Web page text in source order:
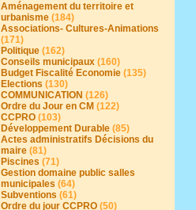
Aménagement du territoire et
urbanisme (184)
Associations- Cultures-Animations
(171)
Politique (162)
Conseils municipaux (160)
Budget Fiscalité Economie (135)
Elections (130)
COMMUNICATION (126)
Ordre du Jour en CM (122)
CCPRO (103)
Développement Durable (85)
Actes administratifs Décisions du
maire (81)
Piscines (71)
Gestion domaine public salles
municipales (64)
Subventions (61)
Ordre du jour CCPRO (50)